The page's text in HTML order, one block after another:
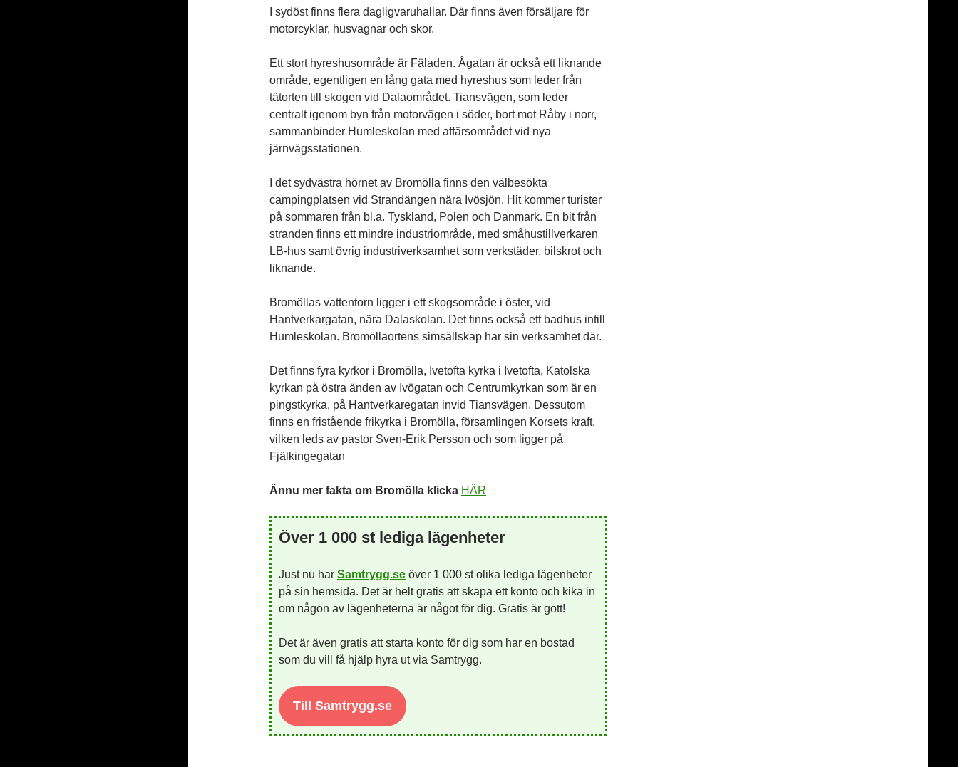
I sydöst finns flera dagligvaruhallar. Där finns även försäljare för
motorcyklar, husvagnar och skor.
Ett stort hyreshusområde är Fäladen. Ågatan är också ett liknande
område, egentligen en lång gata med hyreshus som leder från
tätorten till skogen vid Dalaområdet. Tiansvägen, som leder
centralt igenom byn från motorvägen i söder, bort mot Råby i norr,
sammanbinder Humleskolan med affärsområdet vid nya
järnvägsstationen.
I det sydvästra hörnet av Bromölla finns den välbesökta
campingplatsen vid Strandängen nära Ivösjön. Hit kommer turister
på sommaren från bl.a. Tyskland, Polen och Danmark. En bit från
stranden finns ett mindre industriområde, med småhustillverkaren
LB-hus samt övrig industriverksamhet som verkstäder, bilskrot och
liknande.
Bromöllas vattentorn ligger i ett skogsområde i öster, vid
Hantverkargatan, nära Dalaskolan. Det finns också ett badhus intill
Humleskolan. Bromöllaortens simsällskap har sin verksamhet där.
Det finns fyra kyrkor i Bromölla, Ivetofta kyrka i Ivetofta, Katolska
kyrkan på östra änden av Ivögatan och Centrumkyrkan som är en
pingstkyrka, på Hantverkaregatan invid Tiansvägen. Dessutom
finns en fristående frikyrka i Bromölla, församlingen Korsets kraft,
vilken leds av pastor Sven-Erik Persson och som ligger på
Fjälkingegatan
Ännu mer fakta om Bromölla klicka HÄR
Över 1 000 st lediga lägenheter
Just nu har Samtrygg.se över 1 000 st olika lediga lägenheter
på sin hemsida. Det är helt gratis att skapa ett konto och kika in
om någon av lägenheterna är något för dig. Gratis är gott!
Det är även gratis att starta konto för dig som har en bostad
som du vill få hjälp hyra ut via Samtrygg.
Till Samtrygg.se